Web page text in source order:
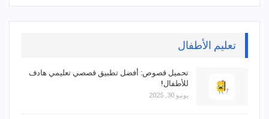
تعليم الأطفال
تحميل قصوص: أفضل تطبيق قصصي تعليمي هادف
للأطفال!
يونيو 30, 2025